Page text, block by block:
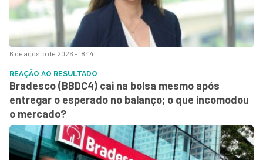
6 de agosto de 2026 - 18:14
REAÇÃO AO RESULTADO
Bradesco (BBDC4) cai na bolsa mesmo após
entregar o esperado no balanço; o que incomodou
o mercado?